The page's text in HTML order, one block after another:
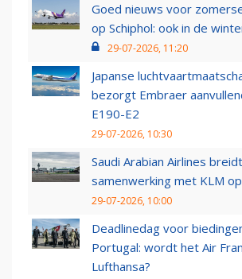
Goed nieuws voor
op Schiphol: ook in de
29-07-2026, 11:20
Japanse
bezorgt Embraer
E190-E2
29-07-2026, 10:30
Saudi Arabian Airlines breidt
samenwerking met KLM
29-07-2026, 10:00
Deadlinedag voor
Portugal: wordt het Air
Lufthansa?